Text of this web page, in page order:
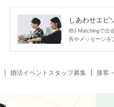
しあわせエピ
IBJ Matchingで出
告やメッセージを
婚活イベントスタッフ募集 接客